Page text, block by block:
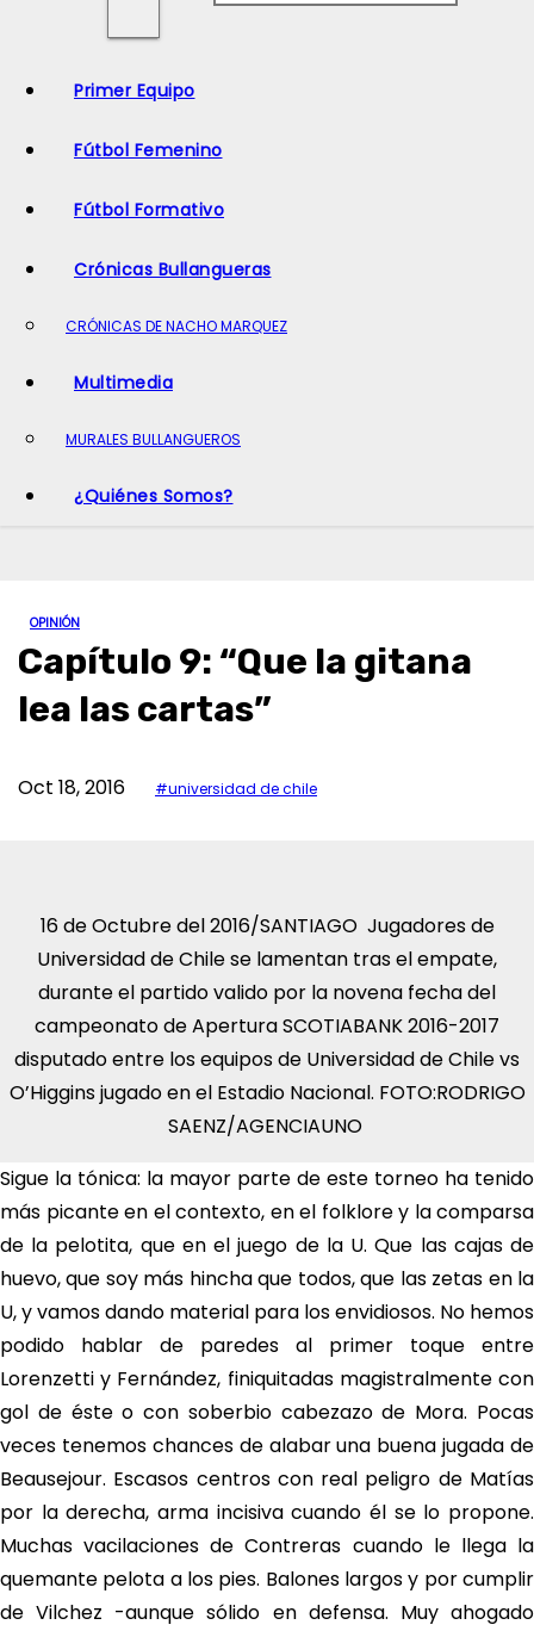
Primer Equipo
Fútbol Femenino
Fútbol Formativo
Crónicas Bullangueras
CRÓNICAS DE NACHO MARQUEZ
Multimedia
MURALES BULLANGUEROS
¿Quiénes Somos?
OPINIÓN
Capítulo 9: “Que la gitana
lea las cartas”
Oct 18, 2016 #universidad de chile
16 de Octubre del 2016/SANTIAGO Jugadores de
Universidad de Chile se lamentan tras el empate,
durante el partido valido por la novena fecha del
campeonato de Apertura SCOTIABANK 2016-2017
disputado entre los equipos de Universidad de Chile vs
O’Higgins jugado en el Estadio Nacional. FOTO:RODRIGO
SAENZ/AGENCIAUNO
Sigue la tónica: la mayor parte de este torneo ha tenido
más picante en el contexto, en el folklore y la comparsa
de la pelotita, que en el juego de la U. Que las cajas de
huevo, que soy más hincha que todos, que las zetas en la
U, y vamos dando material para los envidiosos. No hemos
podido hablar de paredes al primer toque entre
Lorenzetti y Fernández, finiquitadas magistralmente con
gol de éste o con soberbio cabezazo de Mora. Pocas
veces tenemos chances de alabar una buena jugada de
Beausejour. Escasos centros con real peligro de Matías
por la derecha, arma incisiva cuando él se lo propone.
Muchas vacilaciones de Contreras cuando le llega la
quemante pelota a los pies. Balones largos y por cumplir
de Vilchez -aunque sólido en defensa. Muy ahogado